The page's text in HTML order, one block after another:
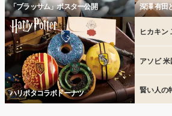
「ブラッサム」ポスター公開 深澤 有田
ハリポタコラボドーナツ
ヒカキン
アソビ
賢い人の